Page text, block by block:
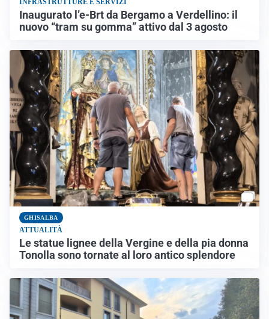
INFRASTRUTTURE E SERVIZI
Inaugurato l’e-Brt da Bergamo a Verdellino: il
nuovo “tram su gomma” attivo dal 3 agosto
GHISALBA
ATTUALITÀ
Le statue lignee della Vergine e della pia donna
Tonolla sono tornate al loro antico splendore